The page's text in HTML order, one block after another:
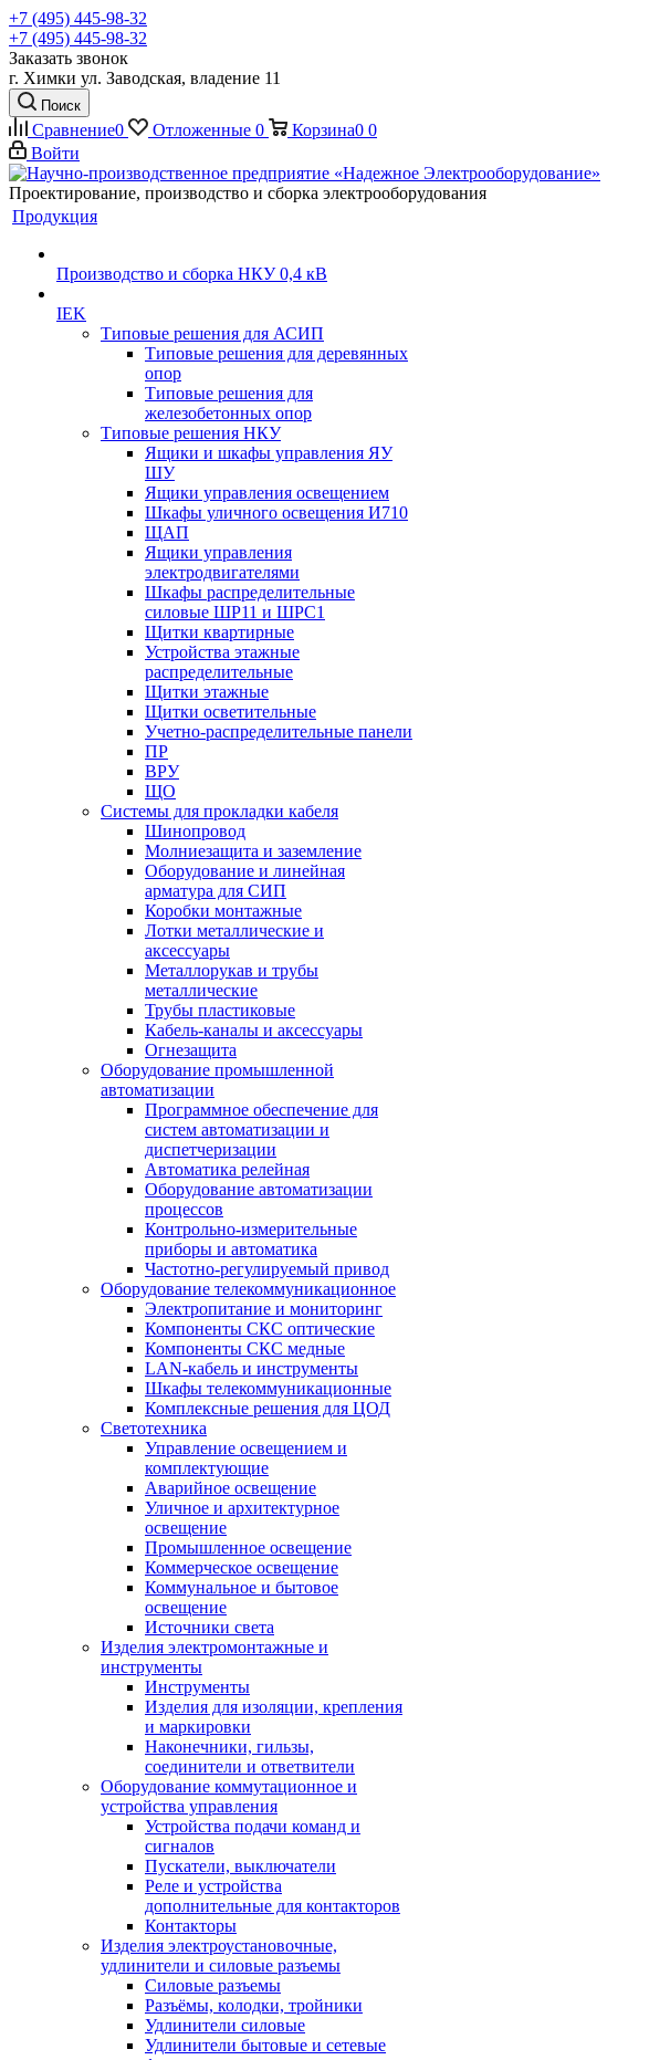
+7 (495) 445-98-32
+7 (495) 445-98-32
Заказать звонок
г. Химки ул. Заводская, владение 11
Поиск
Сравнение0 Отложенные 0 Корзина0 0
Войти
Проектирование, производство и сборка электрооборудования
Продукция
Производство и сборка НКУ 0,4 кВ
IEK
Типовые решения для АСИП
Типовые решения для деревянных
опор
Типовые решения для
железобетонных опор
Типовые решения НКУ
Ящики и шкафы управления ЯУ
ШУ
Ящики управления освещением
Шкафы уличного освещения И710
ЩАП
Ящики управления
электродвигателями
Шкафы распределительные
силовые ШР11 и ШРС1
Щитки квартирные
Устройства этажные
распределительные
Щитки этажные
Щитки осветительные
Учетно-распределительные панели
ПР
ВРУ
ЩО
Системы для прокладки кабеля
Шинопровод
Молниезащита и заземление
Оборудование и линейная
арматура для СИП
Коробки монтажные
Лотки металлические и
аксессуары
Металлорукав и трубы
металлические
Трубы пластиковые
Кабель-каналы и аксессуары
Огнезащита
Оборудование промышленной
автоматизации
Программное обеспечение для
систем автоматизации и
диспетчеризации
Автоматика релейная
Оборудование автоматизации
процессов
Контрольно-измерительные
приборы и автоматика
Частотно-регулируемый привод
Оборудование телекоммуникационное
Электропитание и мониторинг
Компоненты СКС оптические
Компоненты СКС медные
LAN-кабель и инструменты
Шкафы телекоммуникационные
Комплексные решения для ЦОД
Светотехника
Управление освещением и
комплектующие
Аварийное освещение
Уличное и архитектурное
освещение
Промышленное освещение
Коммерческое освещение
Коммунальное и бытовое
освещение
Источники света
Изделия электромонтажные и
инструменты
Инструменты
Изделия для изоляции, крепления
и маркировки
Наконечники, гильзы,
соединители и ответвители
Оборудование коммутационное и
устройства управления
Устройства подачи команд и
сигналов
Пускатели, выключатели
Реле и устройства
дополнительные для контакторов
Контакторы
Изделия электроустановочные,
удлинители и силовые разъемы
Силовые разъемы
Разъёмы, колодки, тройники
Удлинители силовые
Удлинители бытовые и сетевые